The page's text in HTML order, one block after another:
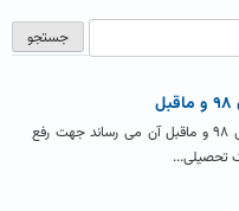
به اطلاع کلیه دانشجویان ورودی ۹۸ و ماقبل آن می رساند جهت رفع
تحصیلی...